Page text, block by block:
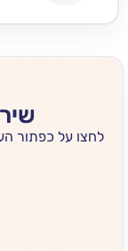
שירים
כפתור העגלה מצד